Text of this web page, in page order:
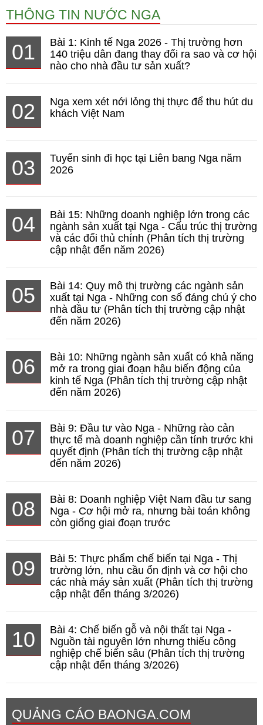
THÔNG TIN NƯỚC NGA
01
Bài 1: Kinh tế Nga 2026 - Thị trường hơn
140 triệu dân đang thay đổi ra sao và cơ hội
nào cho nhà đầu tư sản xuất?
02
Nga xem xét nới lỏng thị thực để thu hút du
khách Việt Nam
03
Tuyển sinh đi học tại Liên bang Nga năm
2026
04
Bài 15: Những doanh nghiệp lớn trong các
ngành sản xuất tại Nga - Cấu trúc thị trường
và các đối thủ chính (Phân tích thị trường
cập nhật đến năm 2026)
05
Bài 14: Quy mô thị trường các ngành sản
xuất tại Nga - Những con số đáng chú ý cho
nhà đầu tư (Phân tích thị trường cập nhật
đến năm 2026)
06
Bài 10: Những ngành sản xuất có khả năng
mở ra trong giai đoạn hậu biến động của
kinh tế Nga (Phân tích thị trường cập nhật
đến năm 2026)
07
Bài 9: Đầu tư vào Nga - Những rào cản
thực tế mà doanh nghiệp cần tính trước khi
quyết định (Phân tích thị trường cập nhật
đến năm 2026)
08
Bài 8: Doanh nghiệp Việt Nam đầu tư sang
Nga - Cơ hội mở ra, nhưng bài toán không
còn giống giai đoạn trước
09
Bài 5: Thực phẩm chế biến tại Nga - Thị
trường lớn, nhu cầu ổn định và cơ hội cho
các nhà máy sản xuất (Phân tích thị trường
cập nhật đến tháng 3/2026)
10
Bài 4: Chế biến gỗ và nội thất tại Nga -
Nguồn tài nguyên lớn nhưng thiếu công
nghiệp chế biến sâu (Phân tích thị trường
cập nhật đến tháng 3/2026)
QUẢNG CÁO BAONGA.COM